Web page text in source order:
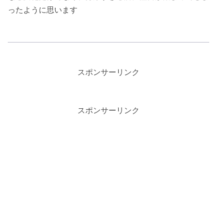
ったように思います
スポンサーリンク
スポンサーリンク